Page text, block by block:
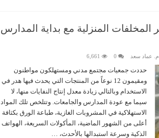
المخلفات المنزلية مع بداية المدارس
م. عماد سعد 0
6,661
حددت جمعيات مجتمع مدني ومستهلكون مواطنون
ومقيمون 12 نوعاً من المنتجات التي يحدث فيها هدر في
الاستخدام وبالتالي زيادة معدل إنتاج النفايات منها، لا
سيما مع عودة المدارس والجامعات. وتتلخص تلك المواد
الاستهلاكية في المشروبات الغازية، طباعة الورق بكثافة
أعلى من الشهور الماضية، المأكولات السريعة، الهواتف
الذكية وسرعة استبدالها بالأحدث، …